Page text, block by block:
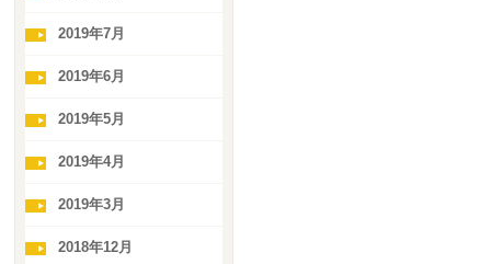
2019年7月
2019年6月
2019年5月
2019年4月
2019年3月
2018年12月